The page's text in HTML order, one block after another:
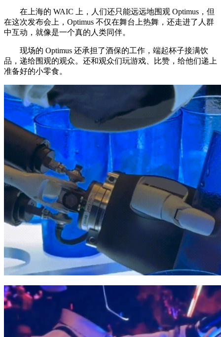
在上海的 WAIC 上，人们还只能远远地围观 Optimus，但
在这次发布会上，Optimus 不仅在舞台上热舞，还走进了人群
中互动，就像是一个真的人类同伴。
现场的 Optimus 还承担了酒保的工作，端起杯子接满饮
品，递给围观的观众。还和观众们玩游戏、比赞，给他们递上
准备好的小零食。